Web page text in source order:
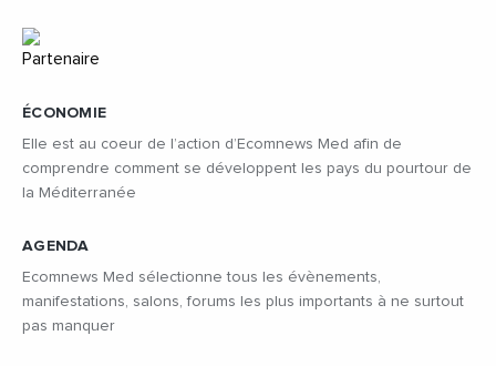
ÉCONOMIE
Elle est au coeur de l’action d’Ecomnews Med afin de
comprendre comment se développent les pays du pourtour de
la Méditerranée
AGENDA
Ecomnews Med sélectionne tous les évènements,
manifestations, salons, forums les plus importants à ne surtout
pas manquer